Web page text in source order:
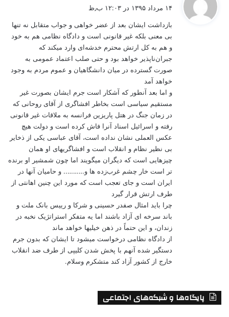
:
۱۴ مرداد ۱۳۹۵ در ۱۲:۰۳ ب٫ظ
بازداشت ایشان بعد از عضر خواهی و جواب متقابل نه تنها
بی معنی بلکه غیر قانونی است و دادگاه نظامی هم به خود
و هم به کل ارتش محترم خدشه‌ای وارد میکند که
جبران‌ناپذیر خواهد بود و حتی صلب اعتماد عمومی به
صورت گسترده در میان دانشگاهیان و عموم مردم به وجود
خواهد آمد
و اما بعد آنطور که آشکار است جرم ایشان بصورت غیر
مستقیم سیاسی است بخاطر افشاگری از آقای روحانی که
در زمان جنگ در هتل پاریزین فرانسه به ملاقات غیر قانونی
رفته و اسرائیل اسناد آنرا فاش کرده است و دولت هیچ
عکس العملی نشان نداده است، آقای عباسی یکی از ذخایر
بی نظیر نظام و انقلاب است و افشاگریهای او همان
چیزهایی است که دیگران میگویند اما چون شمشیر او برنده
تر است خار چشم غرب‌زده ها و……….. و حامیان آنها در
ایران است و جای تعجب است که مورد این چنین اهانتی از
طرف ارتش قرار گیرد
چرا باید امثال صفدر حسینی و شرکا و رییس بانک ملت و
باند سرخه ای آزاد باشند اما یه متفکر استراتژیک نخبه در
زندان، و این حتماً در ذهن خیلیها خواهد ماند
از دادگاه نظامی درخواست میشود تا ایشان که بدون جرم
دستگیر شده آنهم با پخش شدن کلیپی از طرف ضد انقلاب
خارج از کشور آزاد کند متشکرم وسلام.
پایگاه‌ها و شبکه‌های اجتماعی